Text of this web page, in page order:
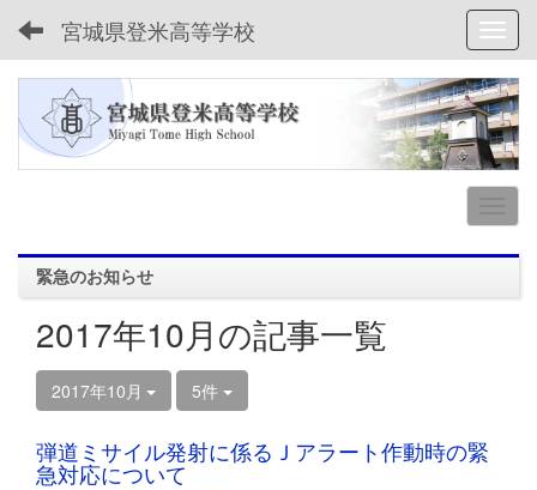
宮城県登米高等学校
緊急のお知らせ
2017年10月の記事一覧
2017年10月 5件
弾道ミサイル発射に係るＪアラート作動時の緊
急対応について